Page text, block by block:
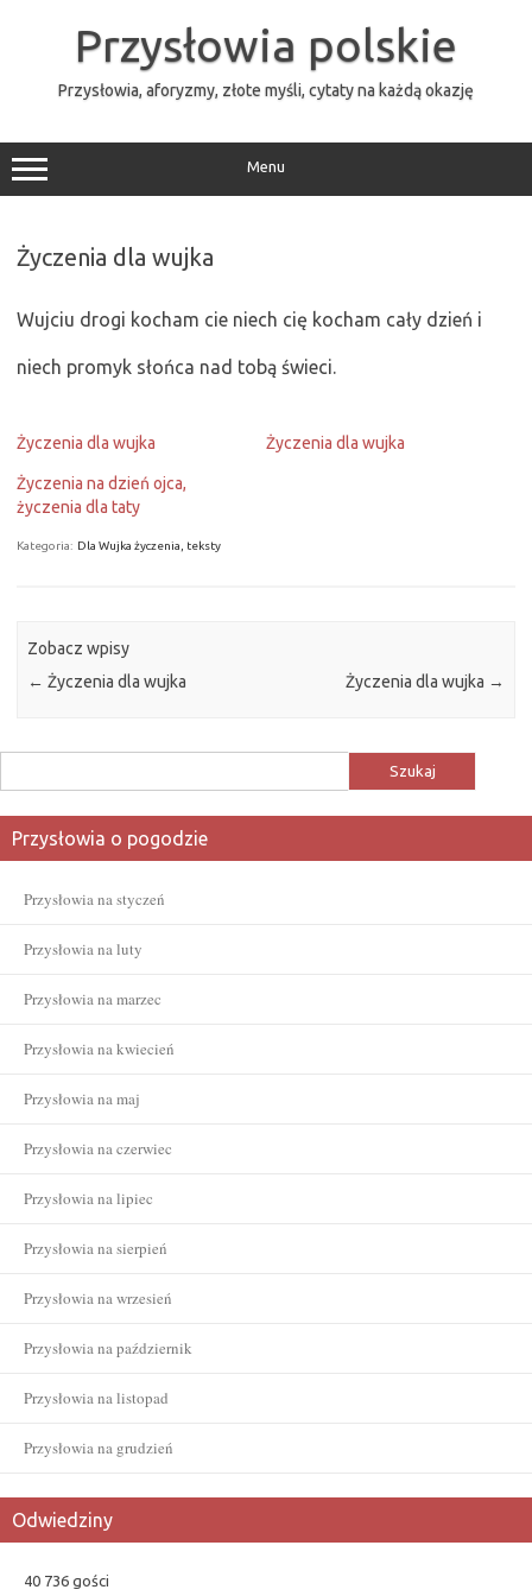
Przysłowia polskie
Przysłowia, aforyzmy, złote myśli, cytaty na każdą okazję
Menu
Życzenia dla wujka
Wujciu drogi kocham cie niech cię kocham cały dzień i
niech promyk słońca nad tobą świeci.
Życzenia dla wujka Życzenia dla wujka
Życzenia na dzień ojca,
życzenia dla taty
Kategoria: Dla Wujka życzenia, teksty
Zobacz wpisy
← Życzenia dla wujka Życzenia dla wujka →
Przysłowia o pogodzie
Przysłowia na styczeń
Przysłowia na luty
Przysłowia na marzec
Przysłowia na kwiecień
Przysłowia na maj
Przysłowia na czerwiec
Przysłowia na lipiec
Przysłowia na sierpień
Przysłowia na wrzesień
Przysłowia na październik
Przysłowia na listopad
Przysłowia na grudzień
Odwiedziny
40 736 gości